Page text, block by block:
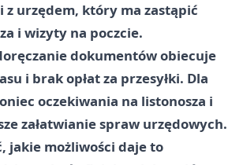
z urzędem, który ma zastąpić
i wizyty na poczcie.
dokumentów obiecuje
i brak opłat za przesyłki. Dla
oczekiwania na listonosza i
załatwianie spraw urzędowych.
jakie możliwości daje to